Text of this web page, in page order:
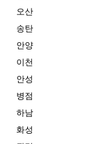
오산
송탄
안양
이천
안성
병점
하남
화성